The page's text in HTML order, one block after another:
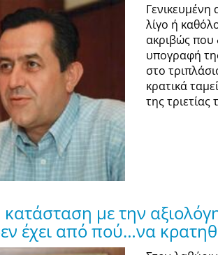
λίγο ή
ακριβώς που
υπογραφή
στο
κρατικά
της
κατάσταση με την
έχει από πού…να